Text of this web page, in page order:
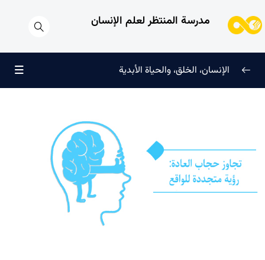
مدرسة المنتظر لعلم الإنسان
لماذا خُلقنا؟
سرّ الفرح والسكينة الدائمة
الإنسان، الخلق، والحياة الأبدية